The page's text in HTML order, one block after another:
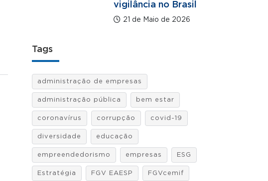
vigilância no Brasil
21 de Maio de 2026
Tags
administração de empresas
administração pública bem estar
coronavírus corrupção covid-19
diversidade educação
empreendedorismo empresas ESG
Estratégia FGV EAESP FGVcemif